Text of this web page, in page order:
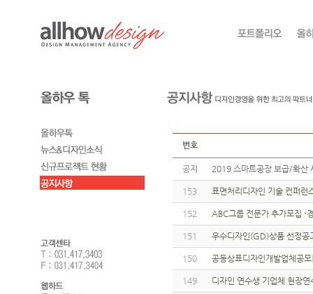
번호
공지 2019 스마트공장 보급/확
153 표면처리디자인 기술 컨퍼런
152 ABC그룹 전문가 추가모집 -
151 우수디자인(GD)상품 선정공
150 공동상표디자인개발업체공
149 디자인 연수생 기업체 현장